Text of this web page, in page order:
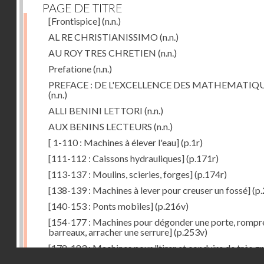
PAGE DE TITRE
[Frontispice](n.n.)
AL RE CHRISTIANISSIMO (n.n.)
AU ROY TRES CHRETIEN (n.n.)
Prefatione(n.n.)
PREFACE : DE L'EXCELLENCE DES
(n.n.)
ALLI BENINI LETTORI (n.n.)
AUX BENINS LECTEURS (n.n.)
[ 1-110 : Machines à élever l'eau](p.1r)
[111-112 : Caissons hydrauliques](p.171r)
[113-137 : Moulins, scieries, forges](p.174r)
[138-139 : Machines à lever pour creuser un fossé]
[140-153 : Ponts mobiles](p.216v)
[154-177 : Machines pour dégonder une porte,
barreaux, arracher une serrure](p.253v)
[178-183 : Machines pour "tirer et conduire de très